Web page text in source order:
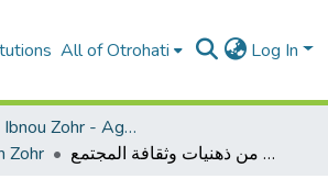
All of Otrohati Log In
Université Ibnou Zohr - Agadir
Zohr
الأعياد والاحتفالات بالغرب الإسلامي خلال العصر الوسيط. مساهمة في دراسة جوانب من ذهنيات وثقافة المجتمع